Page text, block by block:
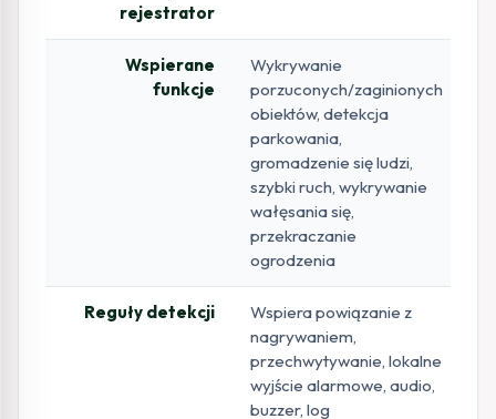
rejestrator
Wspierane
funkcje
Wykrywanie
porzuconych/zaginionych
obiektów, detekcja
parkowania,
gromadzenie się ludzi,
szybki ruch, wykrywanie
wałęsania się,
przekraczanie
ogrodzenia
Reguły detekcji
Wspiera powiązanie z
nagrywaniem,
przechwytywanie, lokalne
wyjście alarmowe, audio,
buzzer, log